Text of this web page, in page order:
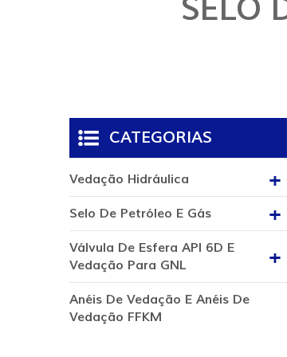
SELO
CATEGORIAS
Vedação Hidráulica
Selo De Petróleo E Gás
Válvula De Esfera API 6D E
Vedação Para GNL
Anéis De Vedação E Anéis De
Vedação FFKM